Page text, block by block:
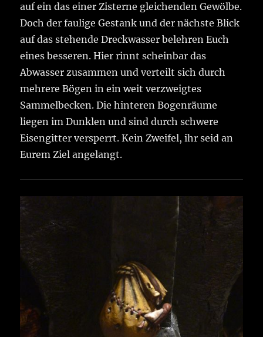
auf ein das einer Zisterne gleichenden Gewölbe.
Doch der faulige Gestank und der nächste Blick
auf das stehende Dreckwasser belehren Euch
eines besseren. Hier rinnt scheinbar das
Abwasser zusammen und verteilt sich durch
mehrere Bögen in ein weit verzweigtes
Sammelbecken. Die hinteren Bogenräume
liegen im Dunklen und sind durch schwere
Eisengitter versperrt. Kein Zweifel, ihr seid an
Eurem Ziel angelangt.